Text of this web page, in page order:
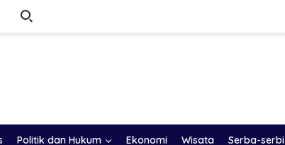
Politik dan Hukum Ekonomi Wisata Serba-serbi